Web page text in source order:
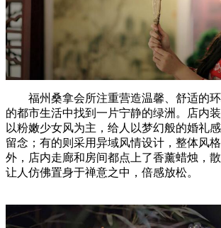
福州桑拿会所注重营造温馨、舒适的环
的都市生活中找到一片宁静的绿洲。店内
以粉嫩少女风为主，给人以梦幻般的婚礼
留念；有的则采用异域风情设计，整体风
外，店内走廊和房间都点上了香薰蜡烛，
让人仿佛置身于禅意之中，倍感放松。